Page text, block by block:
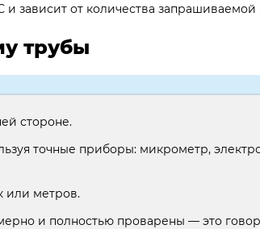
и зависит от количества
трубы
стороне.
точные приборы: микрометр,
или метров.
и полностью проварены — это